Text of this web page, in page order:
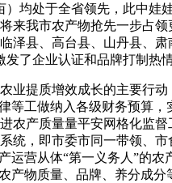
均处于全省领先，此中
来我市农产物抢先一步占
泽县、高台县、山丹县、
了企业认证和品牌打制热情
提质增效成长的主要行动
等工做纳入各级财务预算
农产质量量平安网格化监
统，即市委市同一带领、
运营从体“第一义务人”的
产物质量、品牌、养分成